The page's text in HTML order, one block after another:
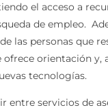
el acceso a
de empleo.
las personas que
ofrece orientación y,
tecnologías.
entre servicios de